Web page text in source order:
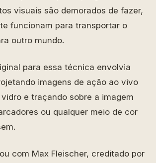
visuais são demorados de fazer,
funcionam para transportar o
outro mundo.
para essa técnica envolvia
imagens de ação ao vivo
e traçando sobre a imagem
ou qualquer meio de cor
com Max Fleischer, creditado por